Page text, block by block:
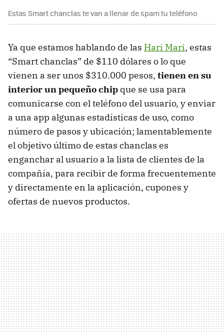
Estas Smart chanclas te van a llenar de spam tu teléfono
Ya que estamos hablando de las Hari Mari, estas
“Smart chanclas” de $110 dólares o lo que
vienen a ser unos $310.000 pesos, tienen en su
interior un pequeño chip que se usa para
comunicarse con el teléfono del usuario, y enviar
a una app algunas estadísticas de uso, como
número de pasos y ubicación; lamentablemente
el objetivo último de estas chanclas es
enganchar al usuario a la lista de clientes de la
compañía, para recibir de forma frecuentemente
y directamente en la aplicación, cupones y
ofertas de nuevos productos.